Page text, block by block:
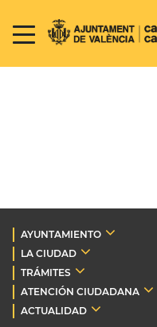
AYUNTAMIENTO
LA CIUDAD
TRÁMITES
ATENCIÓN CIUDADANA
ACTUALIDAD